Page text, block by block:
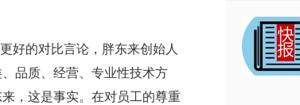
好的对比言论，胖东来创始人
品质、经营、专业性技术方
，这是事实。在对员工的尊重